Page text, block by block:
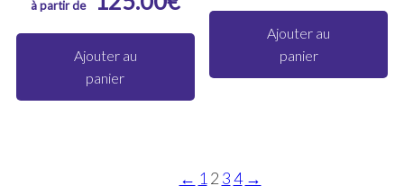
Ajouter au
panier
Ajouter au
panier
← 1 2 34 →